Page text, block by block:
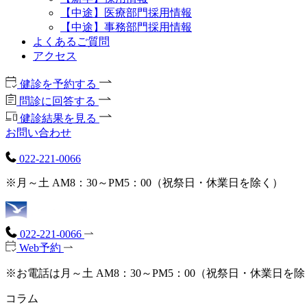
【中途】医療部門採用情報
【中途】事務部門採用情報
よくあるご質問
アクセス
健診を予約する
問診に回答する
健診結果を見る
お問い合わせ
022-221-0066
※月～土 AM8：30～PM5：00（祝祭日・休業日を除く）
022-221-0066
Web予約
※お電話は月～土 AM8：30～PM5：00（祝祭日・休業日を
コラム